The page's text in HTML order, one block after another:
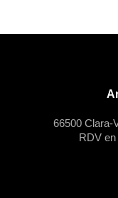
66500 Clara-
RDV